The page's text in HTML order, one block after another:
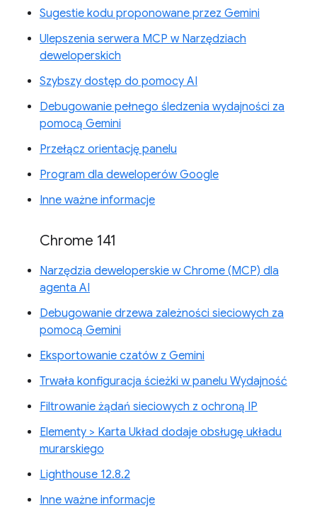
Sugestie kodu proponowane przez Gemini
Ulepszenia serwera MCP w Narzędziach
deweloperskich
Szybszy dostęp do pomocy AI
Debugowanie pełnego śledzenia wydajności za
pomocą Gemini
Przełącz orientację panelu
Program dla deweloperów Google
Inne ważne informacje
Chrome 141
Narzędzia deweloperskie w Chrome (MCP) dla
agenta AI
Debugowanie drzewa zależności sieciowych za
pomocą Gemini
Eksportowanie czatów z Gemini
Trwała konfiguracja ścieżki w panelu Wydajność
Filtrowanie żądań sieciowych z ochroną IP
Elementy > Karta Układ dodaje obsługę układu
murarskiego
Lighthouse 12.8.2
Inne ważne informacje